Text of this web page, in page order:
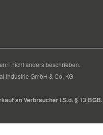
nicht anders beschrieben.
Industrie GmbH & Co. KG
an Verbraucher i.S.d. § 13 BGB.